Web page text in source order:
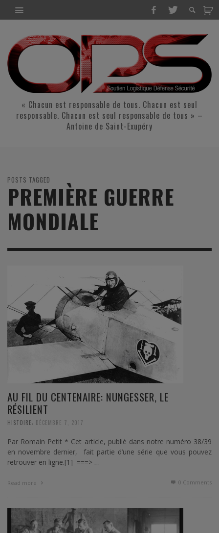
« Chacun est responsable de tous. Chacun est seul
responsable. Chacun est seul responsable de tous » –
Antoine de Saint-Exupéry
POSTS TAGGED
PREMIÈRE GUERRE
MONDIALE
AU FIL DU CENTENAIRE: NUNGESSER, LE
RÉSILIENT
HISTOIRE DÉCEMBRE 7, 2017
Par Romain Petit * Cet article, publié dans notre numéro 38/39
en novembre dernier, fait partie d’une série que vous pouvez
retrouver en ligne.[1] ===> …
Read more 0 Comments